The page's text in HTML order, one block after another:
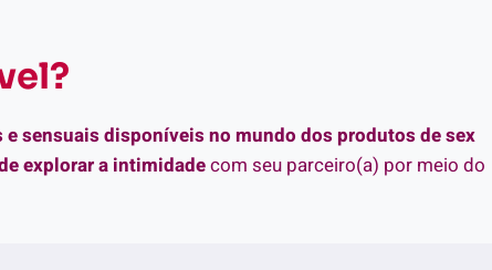
sensuais disponíveis no mundo dos produtos de sex
explorar a intimidadecom seu parceiro(a) por meio do